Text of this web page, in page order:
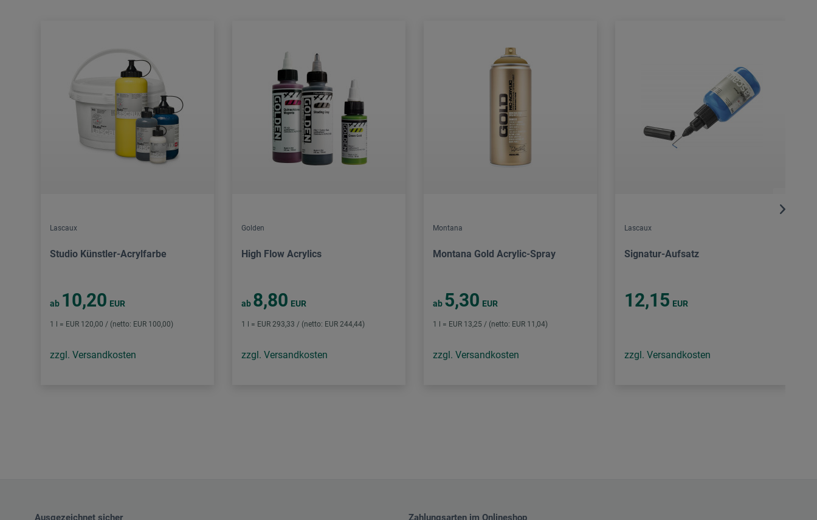
Lascaux
Studio Künstler-Acrylfarbe
ab 10,20 EUR
1 l = EUR 120,00 / (netto: EUR 100,00)
zzgl. Versandkosten
Golden
High Flow Acrylics
ab 8,80 EUR
1 l = EUR 293,33 / (netto: EUR 244,44)
zzgl. Versandkosten
Montana
Montana Gold Acrylic-Spray
ab 5,30 EUR
1 l = EUR 13,25 / (netto: EUR 11,04)
zzgl. Versandkosten
Lascaux
Signatur-Aufsatz
12,15 EUR
zzgl. Versandkosten
Ausgezeichnet sicher Zahlungsarten im Onlineshop